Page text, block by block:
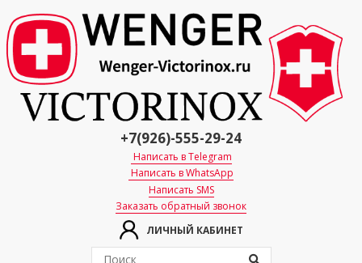
ЛИЧНЫЙ КАБИНЕТ
+7(926)-555-29-24
Написать в Telegram
Написать в WhatsApp
Написать SMS
Заказать обратный звонок